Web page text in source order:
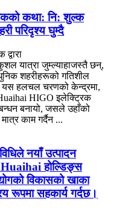
कथा: नि: शुल्क
परिदृश्य घुम्दै
यात्रा जुम्ल्याहाजस्तै छन्,
शहरीहरूको गतिशील
हलचल चरणको केन्द्रमा,
HIGO इलेक्ट्रिक
बनायो, जसले उहाँको
काम गर्दैन ...
नयाँ उत्पादन
होल्डिङ्स
विकासको खाका
रूपमा सहकार्य गर्दछ।